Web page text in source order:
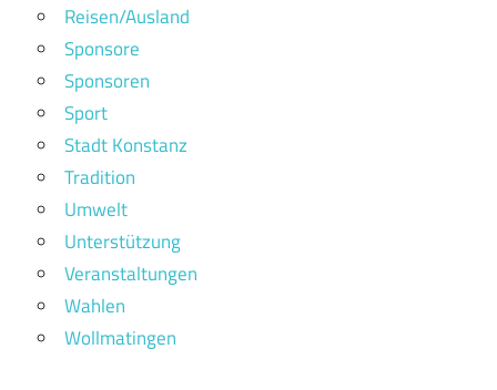
Reisen/Ausland
Sponsore
Sponsoren
Sport
Stadt Konstanz
Tradition
Umwelt
Unterstützung
Veranstaltungen
Wahlen
Wollmatingen